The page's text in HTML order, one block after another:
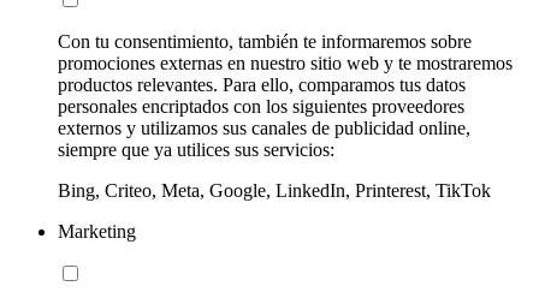
Con tu consentimiento, también te informaremos sobre
promociones externas en nuestro sitio web y te mostraremos
productos relevantes. Para ello, comparamos tus datos
personales encriptados con los siguientes proveedores
externos y utilizamos sus canales de publicidad online,
siempre que ya utilices sus servicios:
Bing, Criteo, Meta, Google, LinkedIn, Printerest, TikTok
Marketing